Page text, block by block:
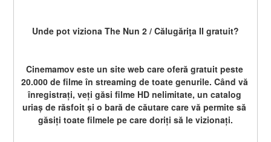
Unde pot viziona The Nun 2 / Călugăriţa II gratuit?
Cinemamov este un site web care oferă gratuit peste
20.000 de filme în streaming de toate genurile. Când vă
înregistrați, veți găsi filme HD nelimitate, un catalog
uriaș de răsfoit și o bară de căutare care vă permite să
găsiți toate filmele pe care doriți să le vizionați.